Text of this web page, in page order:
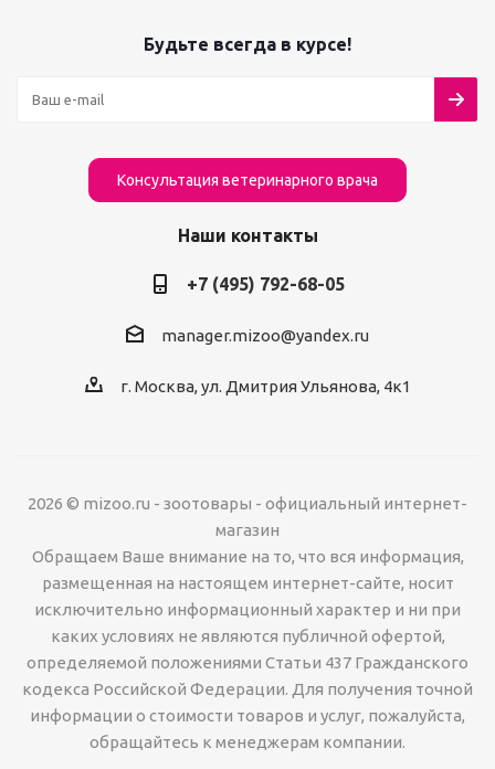
Будьте всегда в курсе!
Консультация ветеринарного врача
Наши контакты
+7 (495) 792-68-05
manager.mizoo@yandex.ru
г. Москва, ул. Дмитрия Ульянова, 4к1
2026 © mizoo.ru - зоотовары - официальный интернет-
магазин
Обращаем Ваше внимание на то, что вся информация,
размещенная на настоящем интернет-сайте, носит
исключительно информационный характер и ни при
каких условиях не являются публичной офертой,
определяемой положениями Статьи 437 Гражданского
кодекса Российской Федерации. Для получения точной
информации о стоимости товаров и услуг, пожалуйста,
обращайтесь к менеджерам компании.